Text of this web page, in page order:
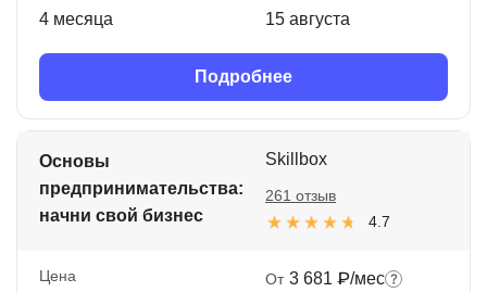
4 месяца 15 августа
Подробнее
Основы
предпринимательства:
начни свой бизнес
Skillbox
4.7
261 отзыв
Цена От 3 681 ₽/мес